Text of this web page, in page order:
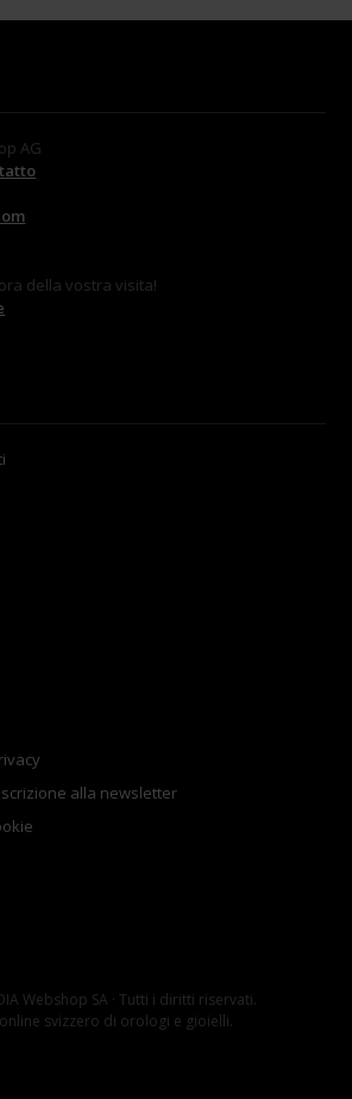
AG
della vostra visita!
alla newsletter
Webshop SA · Tutti i diritti riservati.
svizzero di orologi e gioielli.